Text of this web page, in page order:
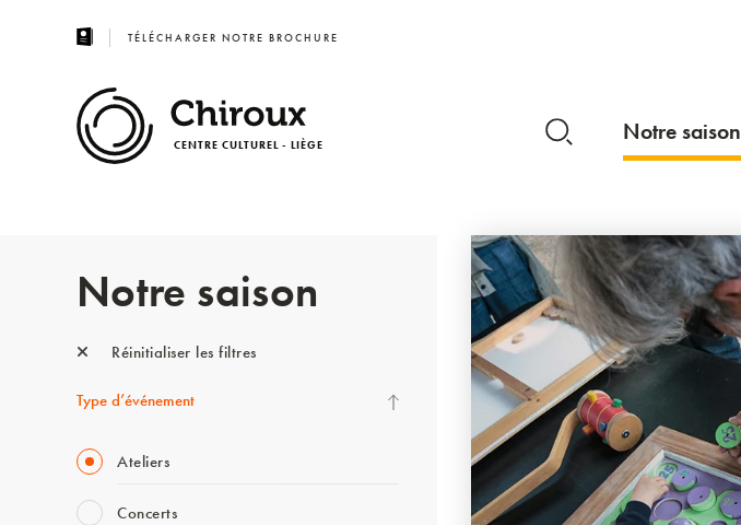
TÉLÉCHARGER NOTRE BROCHURE
CENTRE CULTUREL - LIÈGE Notre saison
Notre saison
Réinitialiser les filtres
Type d’événement
Ateliers
Concerts